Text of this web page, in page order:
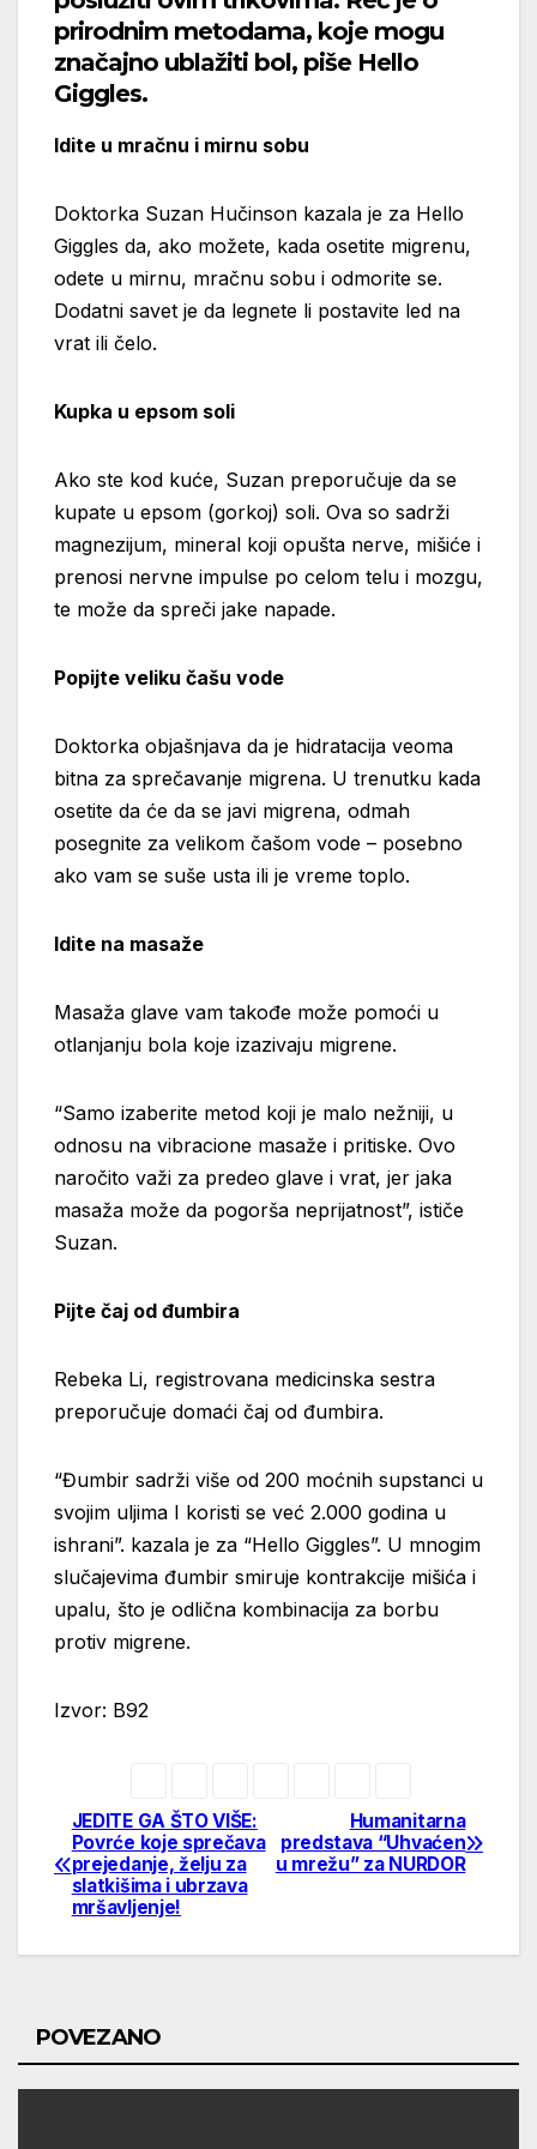
prirodnim metodama, koje mogu
značajno ublažiti bol, piše Hello
Giggles.
Idite u mračnu i mirnu sobu
Doktorka Suzan Hučinson kazala je za Hello
Giggles da, ako možete, kada osetite migrenu,
odete u mirnu, mračnu sobu i odmorite se.
Dodatni savet je da legnete li postavite led na
vrat ili čelo.
Kupka u epsom soli
Ako ste kod kuće, Suzan preporučuje da se
kupate u epsom (gorkoj) soli. Ova so sadrži
magnezijum, mineral koji opušta nerve, mišiće i
prenosi nervne impulse po celom telu i mozgu,
te može da spreči jake napade.
Popijte veliku čašu vode
Doktorka objašnjava da je hidratacija veoma
bitna za sprečavanje migrena. U trenutku kada
osetite da će da se javi migrena, odmah
posegnite za velikom čašom vode – posebno
ako vam se suše usta ili je vreme toplo.
Idite na masaže
Masaža glave vam takođe može pomoći u
otlanjanju bola koje izazivaju migrene.
“Samo izaberite metod koji je malo nežniji, u
odnosu na vibracione masaže i pritiske. Ovo
naročito važi za predeo glave i vrat, jer jaka
masaža može da pogorša neprijatnost”, ističe
Suzan.
Pijte čaj od đumbira
Rebeka Li, registrovana medicinska sestra
preporučuje domaći čaj od đumbira.
“Đumbir sadrži više od 200 moćnih supstanci u
svojim uljima I koristi se već 2.000 godina u
ishrani”. kazala je za “Hello Giggles”. U mnogim
slučajevima đumbir smiruje kontrakcije mišića i
upalu, što je odlična kombinacija za borbu
protiv migrene.
Izvor: B92
Post
navigation
Humanitarna
predstava “Uhvaćen
u mrežu” za NURDOR
JEDITE GA ŠTO VIŠE:
Povrće koje sprečava
prejedanje, želju za
slatkišima i ubrzava
mršavljenje!
POVEZANO